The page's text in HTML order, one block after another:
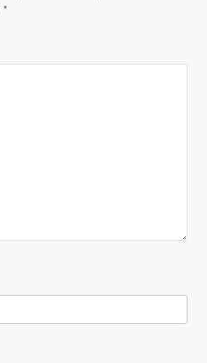
*